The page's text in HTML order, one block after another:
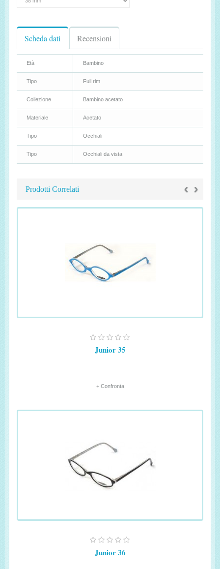
Scheda dati Recensioni
Età Bambino
Tipo Full rim
Collezione Bambino acetato
Materiale Acetato
Tipo Occhiali
Tipo Occhiali da vista
Prodotti Correlati ‹ ›
Junior 35
+ Confronta
Junior 36